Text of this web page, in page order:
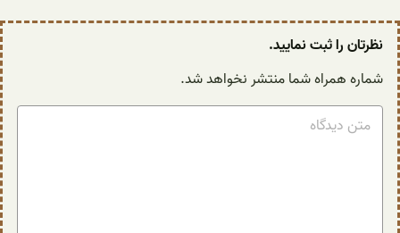
نظرتان را ثبت نمایید.
شماره همراه شما منتشر نخواهد شد.